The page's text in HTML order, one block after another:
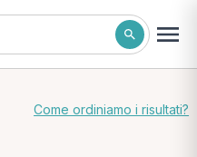
Come ordiniamo i risultati?